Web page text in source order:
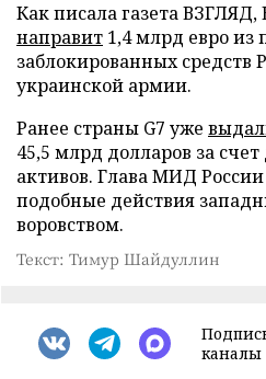
Как писала газета
направит 1,4 млрд евро из
заблокированных средств
украинской армии.
Ранее страны G7 уже
45,5 млрд долларов за
активов. Глава МИД
подобные действия
воровством.
Текст: Тимур Шайдуллин
каналы